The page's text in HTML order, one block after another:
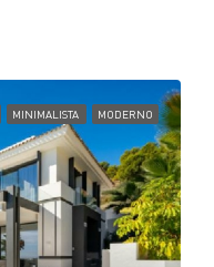
MINIMALISTA MODERNO